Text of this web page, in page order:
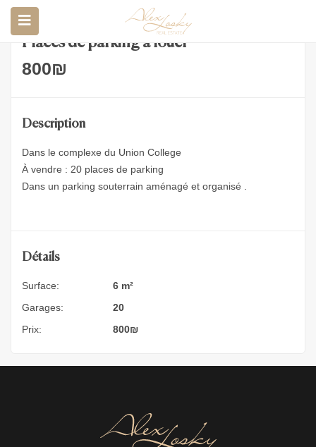
Places de parking a louer
800₪
Description
Dans le complexe du Union College
À vendre : 20 places de parking
Dans un parking souterrain aménagé et organisé .
Détails
Surface:
6 m²
Garages:
20
Prix:
800₪